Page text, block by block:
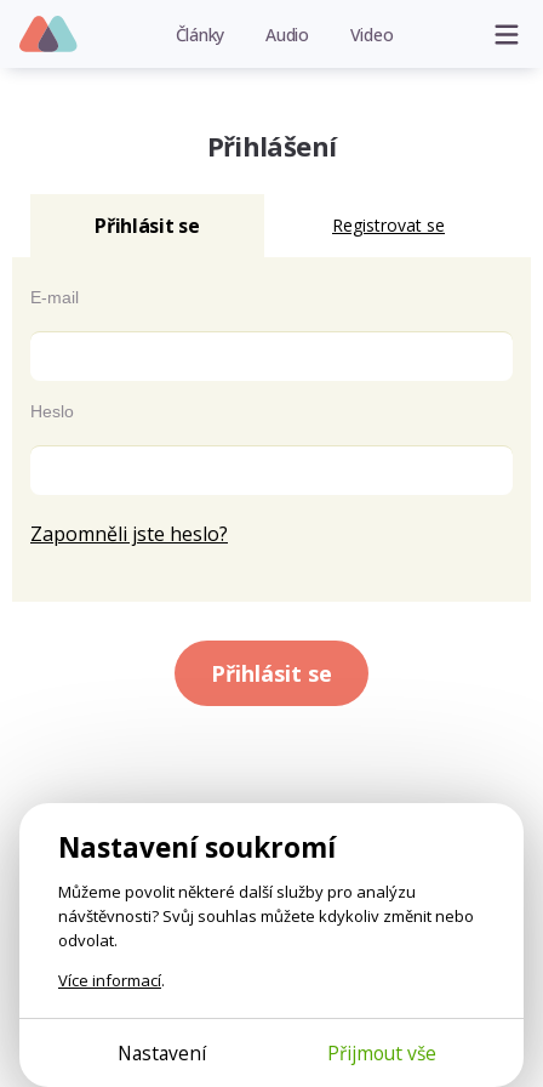
Články Audio Video
Přihlášení
Přihlásit se Registrovat se
E-mail
Heslo
Zapomněli jste heslo?
Přihlásit se
Nastavení soukromí
Můžeme povolit některé další služby pro analýzu
návštěvnosti? Svůj souhlas můžete kdykoliv změnit nebo
odvolat.
Více informací.
Nastavení Přijmout vše